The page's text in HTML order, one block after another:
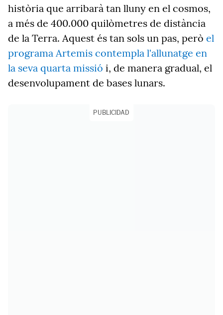
història que arribarà tan lluny en el cosmos,
a més de 400.000 quilòmetres de distància
de la Terra. Aquest és tan sols un pas, però el
programa Artemis contempla l'allunatge en
la seva quarta missió i, de manera gradual, el
desenvolupament de bases lunars.
PUBLICIDAD